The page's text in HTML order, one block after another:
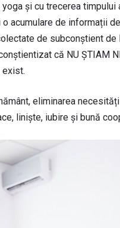
yoga și cu trecerea
acumulare de informații
de subconștient de
că NU ȘTIAM
exist.
eliminarea
liniște, iubire și bună